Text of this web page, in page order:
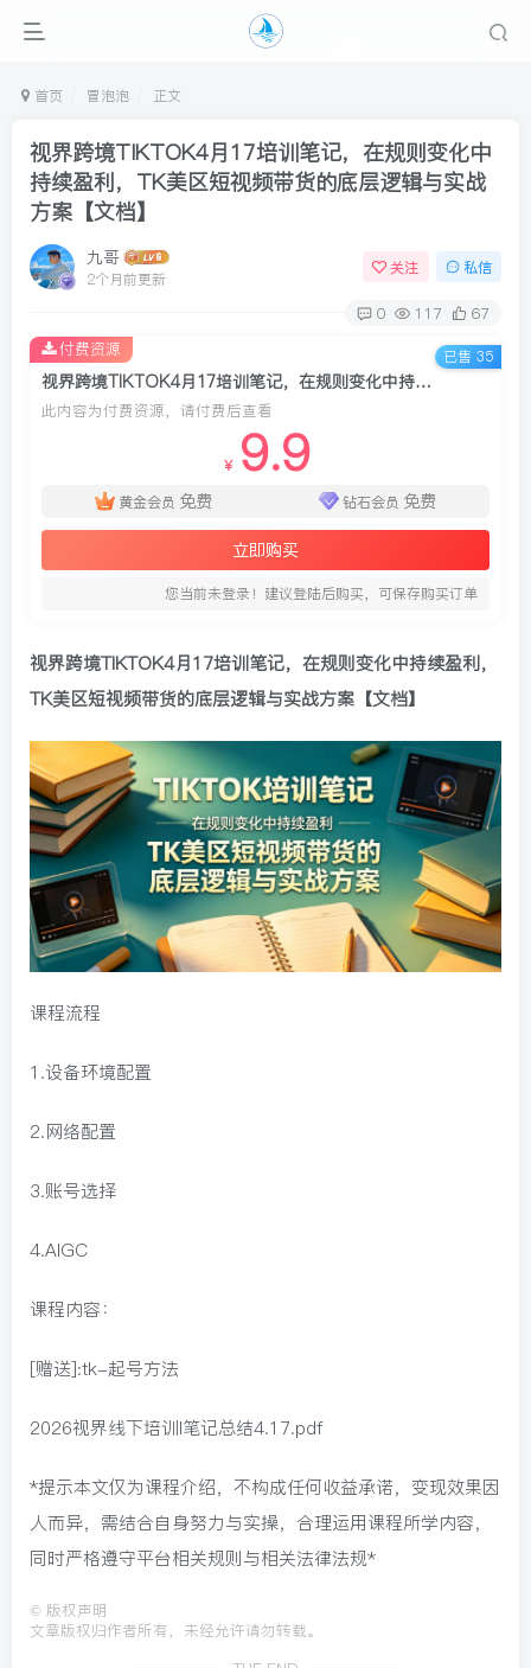
首页 冒泡泡 正文
视界跨境TIKTOK4月17培训笔记，在规则变化中
持续盈利，TK美区短视频带货的底层逻辑与实战
方案【文档】
九哥
2个月前更新
关注 私信
0 117 67
视界跨境TIKTOK4月17培训笔记，在规则变化中持续盈利，TK美区短视频带货的底层逻辑与实战方案【文档】
此内容为付费资源，请付费后查看
￥ 9.9
黄金会员 免费 钻石会员 免费
立即购买
您当前未登录！建议登陆后购买，可保存购买订单
付费资源 已售 35
视界跨境TIKTOK4月17培训笔记，在规则变化中持续盈利，
TK美区短视频带货的底层逻辑与实战方案【文档】
课程流程
1.设备环境配置
2.网络配置
3.账号选择
4.AIGC
课程内容：
[赠送]:tk-起号方法
2026视界线下培训I笔记总结4.17.pdf
*提示本文仅为课程介绍，不构成任何收益承诺，变现效果因
人而异，需结合自身努力与实操，合理运用课程所学内容，
同时严格遵守平台相关规则与相关法律法规*
© 版权声明
文章版权归作者所有，未经允许请勿转载。